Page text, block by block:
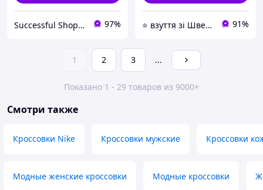
Successful Shopping - інтернет-магазин 97% ⭐️ взуття зі Швеції, миттєво 🚚💨 без передоплат 91%
1 2 3 ...
Показано 1 - 29 товаров из 9000+
Смотри также
Кроссовки Nike Кроссовки мужские Кроссовки
Модные женские кроссовки Модные кроссовки